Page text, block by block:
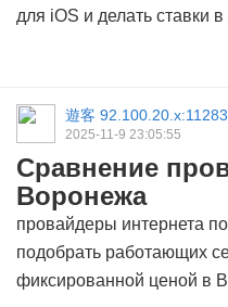
для iOS и делать ставки в
遊客 92.100.20.x:11283
2025-11-9 23:05:55
Сравнение
Воронежа
провайдеры интернета
подобрать работающих
фиксированной ценой в